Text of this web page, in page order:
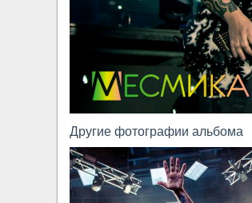
Другие фотографии альбома